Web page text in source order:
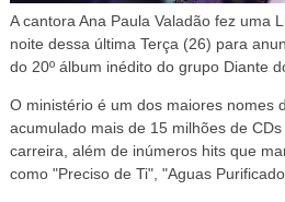
A cantora Ana Paula Valadão fez uma
noite dessa última Terça (26) para
do 20º álbum inédito do grupo Diante
O ministério é um dos maiores nomes
acumulado mais de 15 milhões de
carreira, além de inúmeros hits que
como "Preciso de Ti", "Aguas